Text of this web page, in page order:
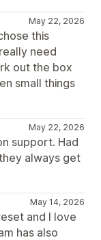
May 22, 2026
this
need
out the box
small things
May 22, 2026
support. Had
always get
May 14, 2026
and I love
has also